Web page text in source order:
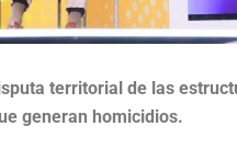
territorial de las
generan homicidios.